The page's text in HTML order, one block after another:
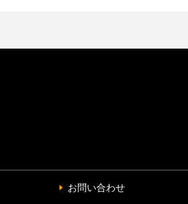
お問い合わせ